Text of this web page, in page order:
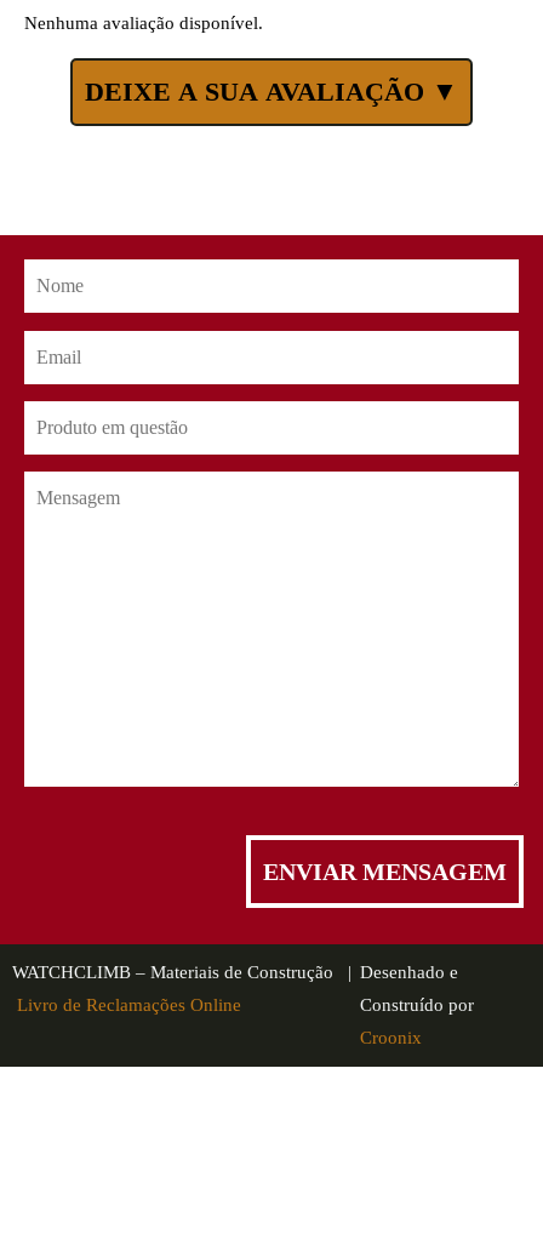
Nenhuma avaliação disponível.
DEIXE A SUA AVALIAÇÃO ▼
WATCHCLIMB – Materiais de Construção |
Livro de Reclamações Online
Desenhado e
Construído por
Croonix